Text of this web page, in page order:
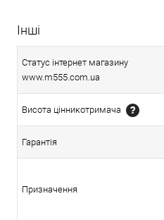
Інші
Статус інтернет магазину
www.m555.com.ua
Висота цінникотримача
Гарантія
Призначення